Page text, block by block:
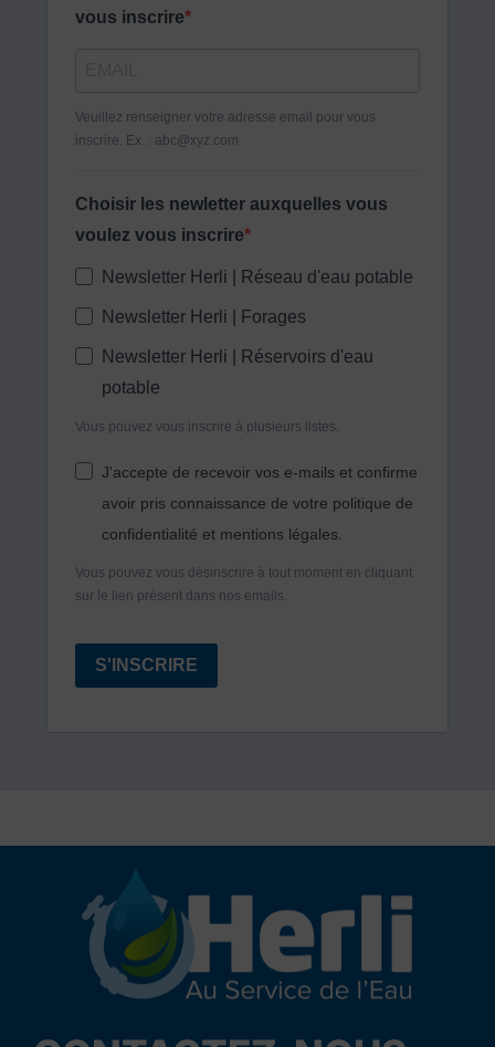
vous inscrire
Veuillez renseigner votre adresse email pour vous
inscrire. Ex. : abc@xyz.com
Choisir les newletter auxquelles vous
voulez vous inscrire
Newsletter Herli | Réseau d'eau potable
Newsletter Herli | Forages
Newsletter Herli | Réservoirs d'eau
potable
Vous pouvez vous inscrire à plusieurs listes.
J'accepte de recevoir vos e-mails et confirme
avoir pris connaissance de votre politique de
confidentialité et mentions légales.
Vous pouvez vous désinscrire à tout moment en cliquant
sur le lien présent dans nos emails.
S'INSCRIRE